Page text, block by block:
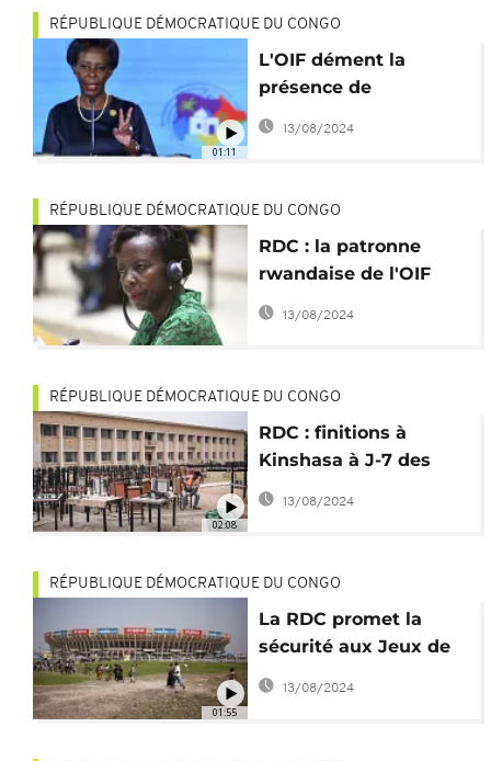
01:11
RÉPUBLIQUE DÉMOCRATIQUE DU CONGO
L'OIF dément la
présence de
Mushikiwabo aux
Jeux de la
13/08/2024
RÉPUBLIQUE DÉMOCRATIQUE DU CONGO
RDC : la patronne
rwandaise de l'OIF
viendra aux Jeux de la
Francophonie
13/08/2024
02:08
RÉPUBLIQUE DÉMOCRATIQUE DU CONGO
RDC : finitions à
Kinshasa à J-7 des
Jeux de la
13/08/2024
01:55
RÉPUBLIQUE DÉMOCRATIQUE DU CONGO
La RDC promet la
sécurité aux Jeux de
la Francophonie
13/08/2024